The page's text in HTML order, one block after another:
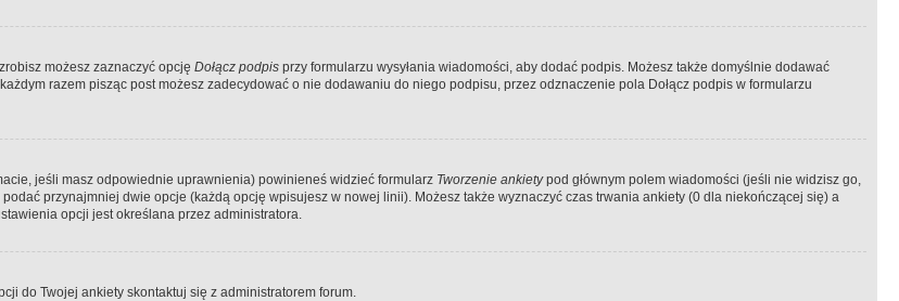
możesz zaznaczyć opcję Dołącz podpis przy formularzu wysyłania wiadomości, aby dodać podpis. Możesz także domyślnie dodawać
razem pisząc post możesz zadecydować o nie dodawaniu do niego podpisu, przez odznaczenie pola Dołącz podpis w formularzu
jeśli masz odpowiednie uprawnienia) powinieneś widzieć formularz Tworzenie ankietypod głównym polem wiadomości (jeśli nie widzisz go,
przynajmniej dwie opcje (każdą opcję wpisujesz w nowej linii). Możesz także wyznaczyć czas trwania ankiety (0 dla niekończącej się) a
opcji jest określana przez administratora.
do Twojej ankiety skontaktuj się z administratorem forum.